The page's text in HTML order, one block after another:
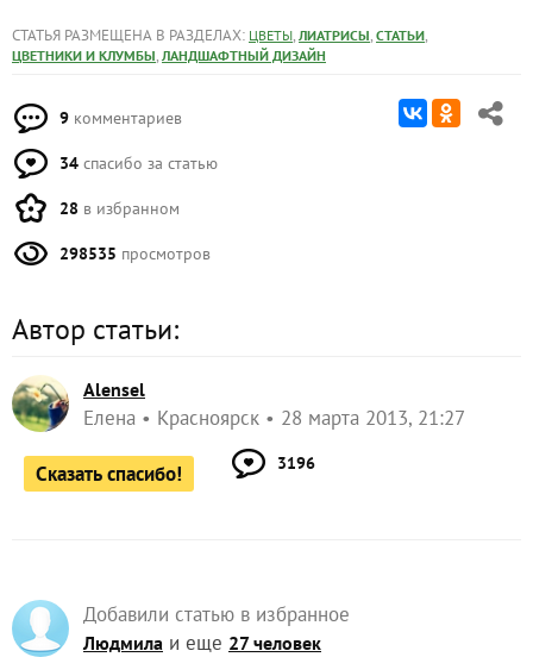
СТАТЬЯ РАЗМЕЩЕНА В РАЗДЕЛАХ: ЦВЕТЫ, ЛИАТРИСЫ, СТАТЬИ,
ЦВЕТНИКИ И КЛУМБЫ, ЛАНДШАФТНЫЙ ДИЗАЙН
9 комментариев
34 спасибо за статью
28 в избранном
298535 просмотров
Автор статьи:
Alensel
Елена Красноярск 28 марта 2013, 21:27
Сказать спасибо! 3196
Добавили статью в избранное
Людмила и еще 27 человек